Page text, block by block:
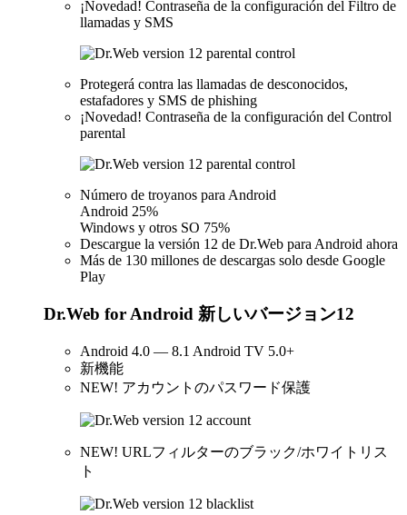
¡Novedad! Contraseña de la configuración del Filtro de
llamadas y SMS
Protegerá contra las llamadas de desconocidos,
estafadores y SMS de phishing
¡Novedad! Contraseña de la configuración del Control
parental
Número de troyanos para Android
Android 25%
Windows y otros SO 75%
Descargue la versión 12 de Dr.Web para Android ahora
Más de 130 millones de descargas solo desde Google
Play
Dr.Web for Android 新しいバージョン12
Android 4.0 — 8.1 Android TV 5.0+
新機能
NEW! アカウントのパスワード保護
NEW! URLフィルターのブラック/ホワイトリス
ト